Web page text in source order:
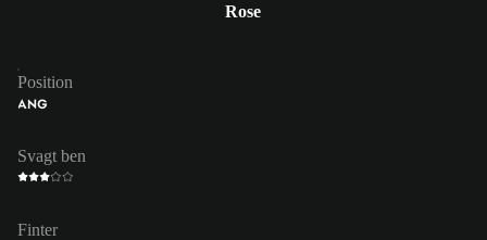
Rose
Position
ANG
Svagt ben
Finter